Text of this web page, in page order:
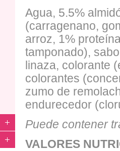
Agua, 5.5%
(carragenano,
arroz, 1%
tamponado),
linaza, colorante
colorantes
zumo de
endurecedor
Puede contener
VALORES